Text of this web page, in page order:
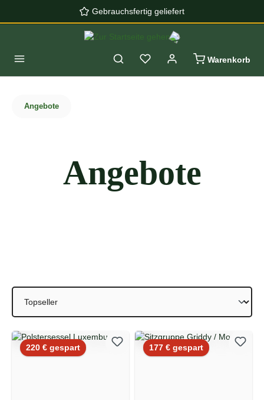
Zum Hauptinhalt springenGebrauchsfertig geliefert
Warenkorb
Angebote
Angebote
220 € gespartRabatt 177 € gespartRabatt